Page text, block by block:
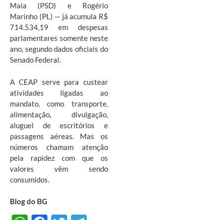
Maia (PSD) e Rogério
Marinho (PL) — já acumula R$
714.534,19 em despesas
parlamentares somente neste
ano, segundo dados oficiais do
Senado Federal.
A CEAP serve para custear
atividades ligadas ao
mandato, como transporte,
alimentação, divulgação,
aluguel de escritórios e
passagens aéreas. Mas os
números chamam atenção
pela rapidez com que os
valores vêm sendo
consumidos.
Blog do BG